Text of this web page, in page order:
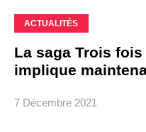
ACTUALITÉS
La saga Trois
implique
7 Décembre 2021